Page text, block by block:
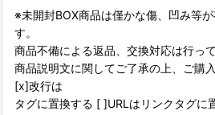
※未開封BOX商品は僅かな傷、凹み等
す。
商品不備による返品、交換対応は行っ
商品説明文に関してご了承の上、ご購
[x]改行は
タグに置換する [ ]URLはリンクタグに